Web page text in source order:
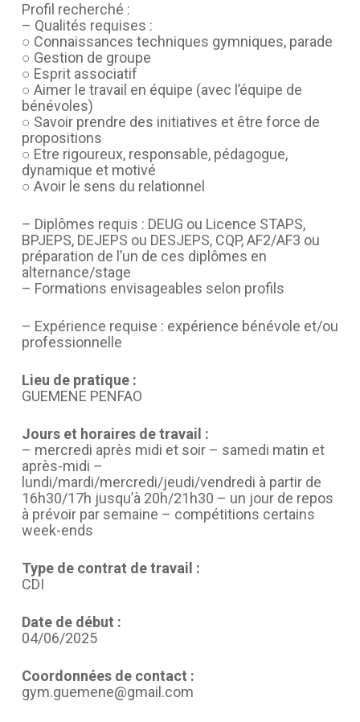
Profil recherché :
– Qualités requises :
○ Connaissances techniques gymniques, parade
○ Gestion de groupe
○ Esprit associatif
○ Aimer le travail en équipe (avec l’équipe de
bénévoles)
○ Savoir prendre des initiatives et être force de
propositions
○ Etre rigoureux, responsable, pédagogue,
dynamique et motivé
○ Avoir le sens du relationnel
– Diplômes requis : DEUG ou Licence STAPS,
BPJEPS, DEJEPS ou DESJEPS, CQP, AF2/AF3 ou
préparation de l’un de ces diplômes en
alternance/stage
– Formations envisageables selon profils
– Expérience requise : expérience bénévole et/ou
professionnelle
Lieu de pratique :
GUEMENE PENFAO
Jours et horaires de travail :
– mercredi après midi et soir – samedi matin et
après-midi –
lundi/mardi/mercredi/jeudi/vendredi à partir de
16h30/17h jusqu’à 20h/21h30 – un jour de repos
à prévoir par semaine – compétitions certains
week-ends
Type de contrat de travail :
CDI
Date de début :
04/06/2025
Coordonnées de contact :
gym.guemene@gmail.com